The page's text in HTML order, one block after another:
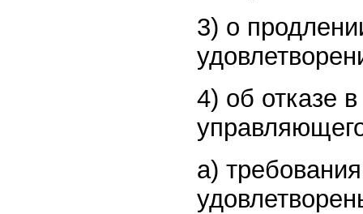
3) о
4) об отказе
а)